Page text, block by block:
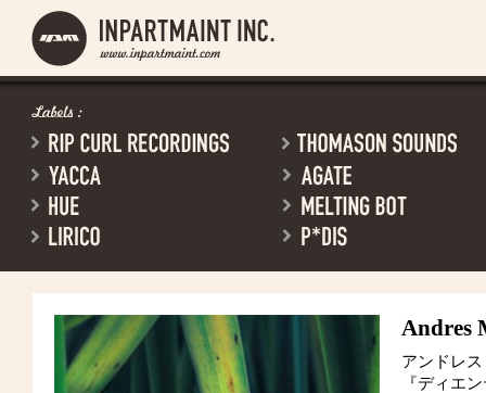
Andres
アンドレ
『ディエ